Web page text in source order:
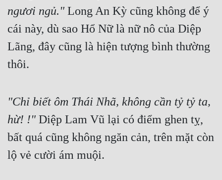
ngươi ngủ." Long An Kỳ cũng không để ý
cái này, dù sao Hổ Nữ là nữ nô của Diệp
Lãng, đây cũng là hiện tượng bình thường
thôi.
"Chỉ biết ôm Thái Nhã, không cần tỷ tỷ ta,
hừ! !" Diệp Lam Vũ lại có điểm ghen tỵ,
bất quá cũng không ngăn cản, trên mặt còn
lộ vẻ cười ám muội.